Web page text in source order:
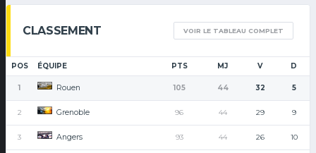
CLASSEMENT VOIR LE TABLEAU COMPLET
POS ÉQUIPE PTS MJ V D
1 Rouen 105 44 32 5
2 Grenoble 96 44 29 9
3 Angers 93 44 26 10